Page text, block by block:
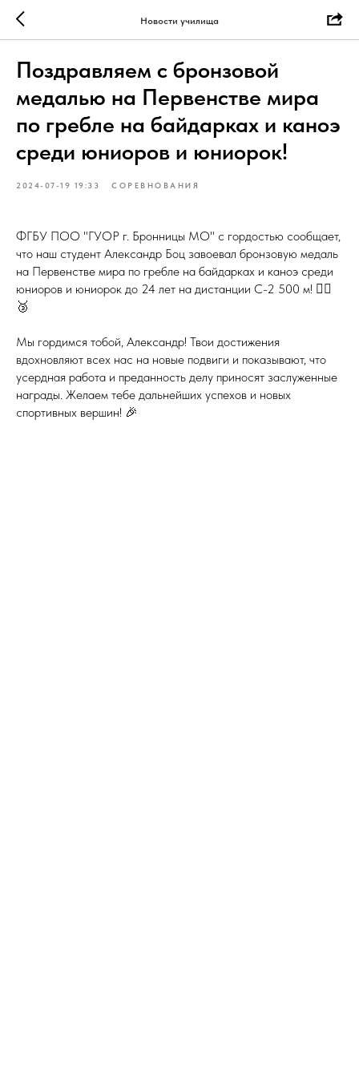
Новости училища
Поздравляем с бронзовой
медалью на Первенстве мира
по гребле на байдарках и каноэ
среди юниоров и юниорок!
2024-07-19 19:33 СОРЕВНОВАНИЯ
ФГБУ ПОО "ГУОР г. Бронницы МО" с гордостью сообщает,
что наш студент Александр Боц завоевал бронзовую медаль
на Первенстве мира по гребле на байдарках и каноэ среди
юниоров и юниорок до 24 лет на дистанции C-2 500 м! 🚣‍♂️
🥉
Мы гордимся тобой, Александр! Твои достижения
вдохновляют всех нас на новые подвиги и показывают, что
усердная работа и преданность делу приносят заслуженные
награды. Желаем тебе дальнейших успехов и новых
спортивных вершин! 🎉